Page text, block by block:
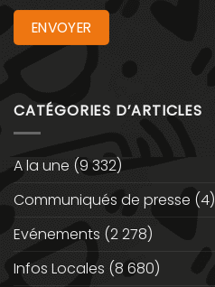
CATÉGORIES D’ARTICLES
A la une (9 332)
Communiqués de presse (4)
Evénements (2 278)
Infos Locales (8 680)